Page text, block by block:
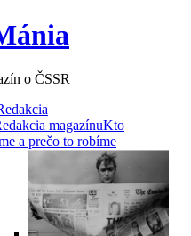
o ČSSR
magazínuKto
a prečo to robíme